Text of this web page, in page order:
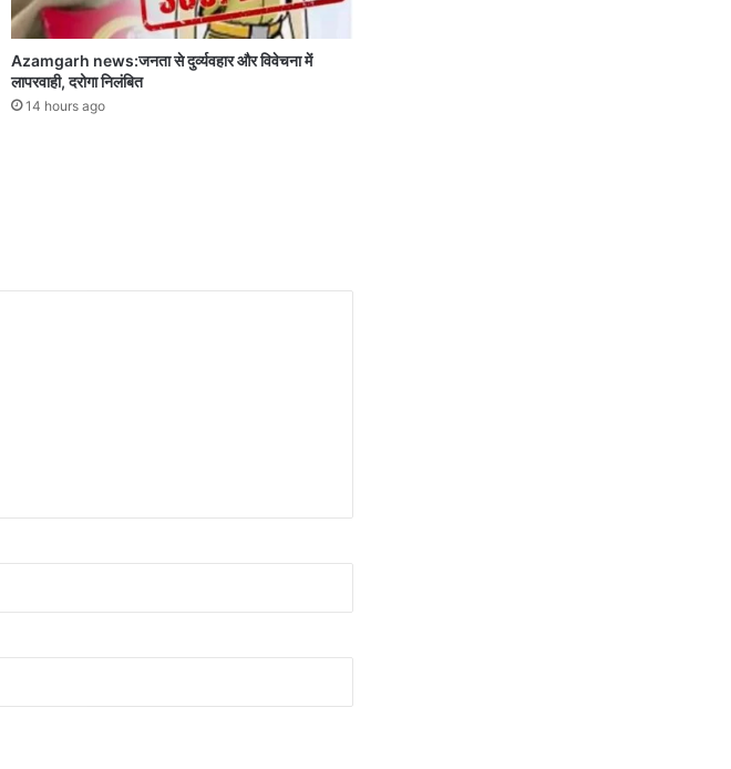
Azamgarh news:जनता से दुर्व्यवहार और विवेचना में
लापरवाही, दरोगा निलंबित
14 hours ago